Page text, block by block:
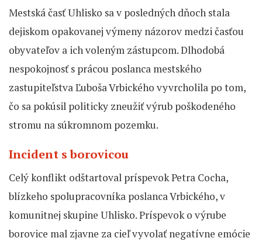
Mestská časť Uhlisko sa v posledných dňoch stala
dejiskom opakovanej výmeny názorov medzi časťou
obyvateľov a ich voleným zástupcom. Dlhodobá
nespokojnosť s prácou poslanca mestského
zastupiteľstva Ľuboša Vrbického vyvrcholila po tom,
čo sa pokúsil politicky zneužiť výrub poškodeného
stromu na súkromnom pozemku.
Incident s borovicou
Celý konflikt odštartoval príspevok Petra Cocha,
blízkeho spolupracovníka poslanca Vrbického, v
komunitnej skupine Uhlisko. Príspevok o výrube
borovice mal zjavne za cieľ vyvolať negatívne emócie